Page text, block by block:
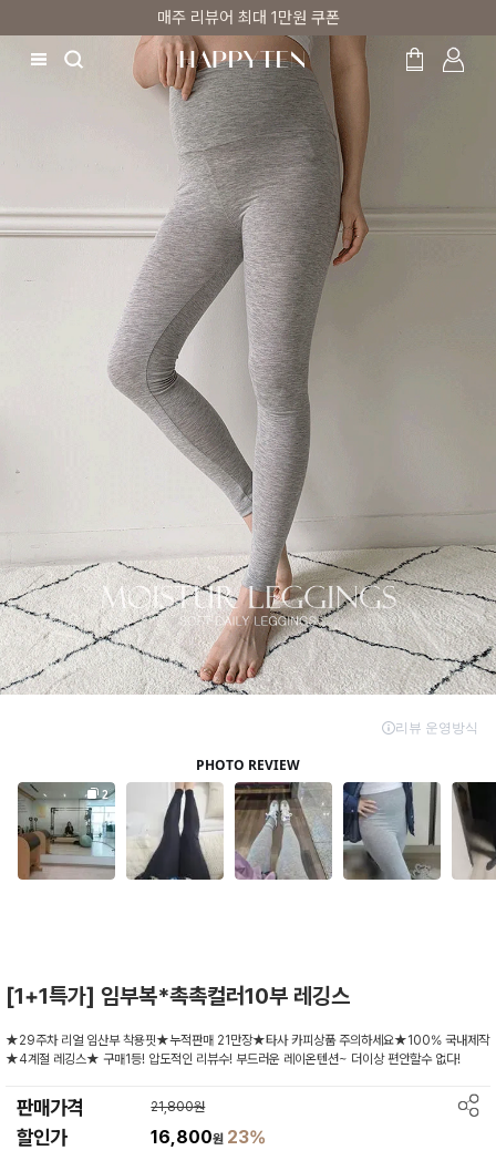
매주 리뷰어 최대 1만원 쿠폰
[1+1특가] 임부복*촉촉컬러10부 레깅스
★29주차 리얼 임산부 착용핏★누적판매 21만장★타사 카피상품 주의하세요★100% 국내제작
★4계절 레깅스★ 구매1등! 압도적인 리뷰수! 부드러운 레이온텐션~ 더이상 편안할수 없다!
판매가격 21,800원
할인가 16,800원 23%